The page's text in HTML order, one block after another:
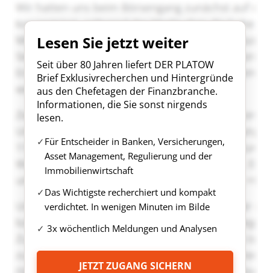
Lesen Sie jetzt weiter
Seit über 80 Jahren liefert DER PLATOW
Brief Exklusivrecherchen und Hintergründe
aus den Chefetagen der Finanzbranche.
Informationen, die Sie sonst nirgends
lesen.
Für Entscheider in Banken, Versicherungen,
Asset Management, Regulierung und der
Immobilienwirtschaft
Das Wichtigste recherchiert und kompakt
verdichtet. In wenigen Minuten im Bilde
3x wöchentlich Meldungen und Analysen
JETZT ZUGANG SICHERN